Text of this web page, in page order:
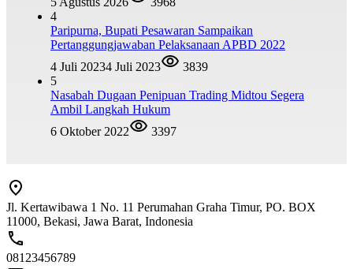
4
Paripurna, Bupati Pesawaran Sampaikan
Pertanggungjawaban Pelaksanaan APBD 2022
4 Juli 20234 Juli 2023
3839
5
Nasabah Dugaan Penipuan Trading Midtou Segera
Ambil Langkah Hukum
6 Oktober 2022
3397
Jl. Kertawibawa 1 No. 11 Perumahan Graha Timur, PO. BOX
11000, Bekasi, Jawa Barat, Indonesia
08123456789